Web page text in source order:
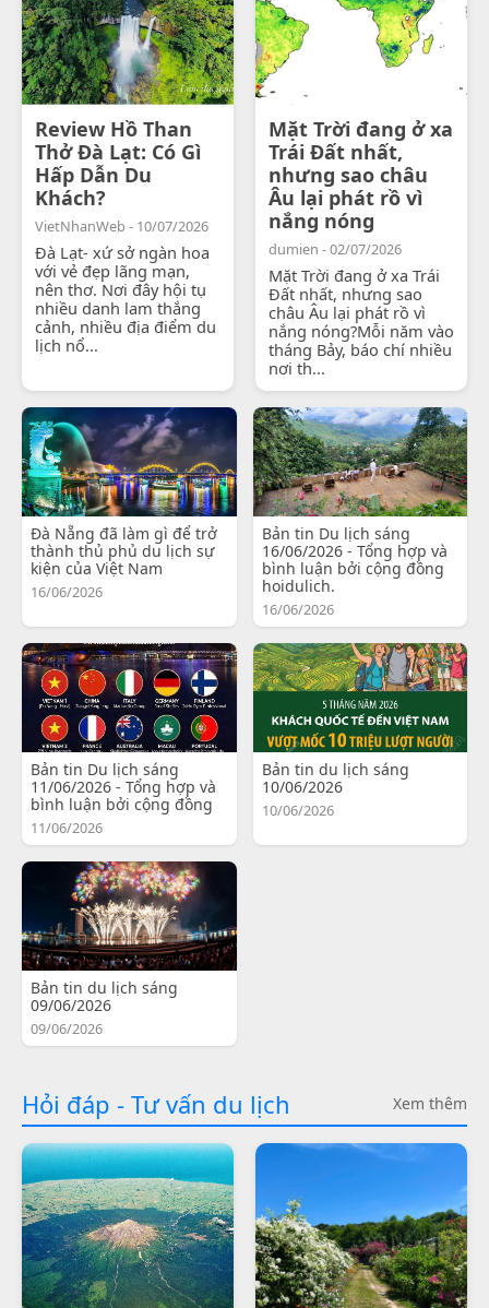
Review Hồ Than
Thở Đà Lạt: Có Gì
Hấp Dẫn Du
Khách?
VietNhanWeb - 10/07/2026
Đà Lạt- xứ sở ngàn hoa
với vẻ đẹp lãng mạn,
nên thơ. Nơi đây hội tụ
nhiều danh lam thắng
cảnh, nhiều địa điểm du
lịch nổ...
Mặt Trời đang ở xa
Trái Đất nhất,
nhưng sao châu
Âu lại phát rồ vì
nắng nóng
dumien - 02/07/2026
Mặt Trời đang ở xa Trái
Đất nhất, nhưng sao
châu Âu lại phát rồ vì
nắng nóng?Mỗi năm vào
tháng Bảy, báo chí nhiều
nơi th...
Đà Nẵng đã làm gì để trở
thành thủ phủ du lịch sự
kiện của Việt Nam
16/06/2026
Bản tin Du lịch sáng
16/06/2026 - Tổng hợp và
bình luận bởi cộng đồng
hoidulich.
16/06/2026
Bản tin Du lịch sáng
11/06/2026 - Tổng hợp và
bình luận bởi cộng đồng
11/06/2026
Bản tin du lịch sáng
10/06/2026
10/06/2026
Bản tin du lịch sáng
09/06/2026
09/06/2026
Hỏi đáp - Tư vấn du lịch Xem thêm